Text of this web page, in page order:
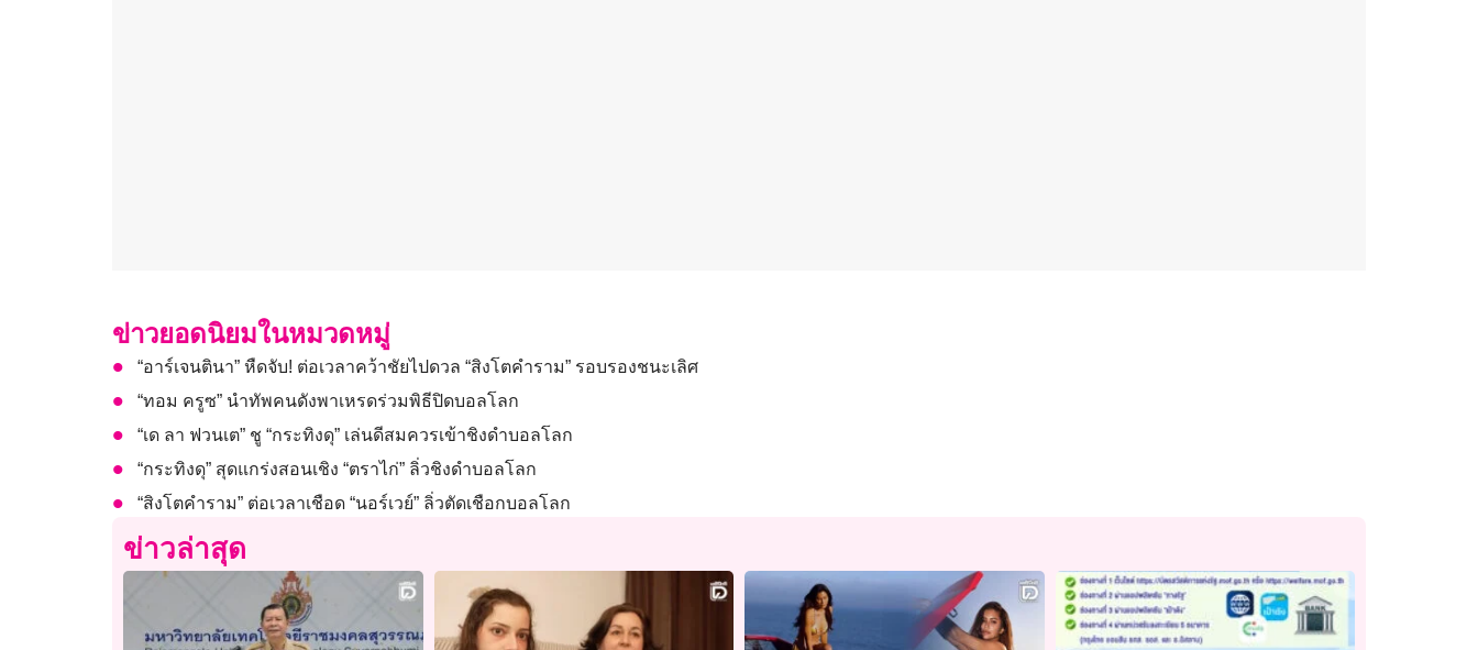
ข่าวยอดนิยมในหมวดหมู่
“อาร์เจนตินา” หืดจับ! ต่อเวลาคว้าชัยไปดวล “สิงโตคำราม” รอบรองชนะเลิศ
“ทอม ครูซ” นำทัพคนดังพาเหรดร่วมพิธีปิดบอลโลก
“เด ลา ฟวนเต” ชู “กระทิงดุ” เล่นดีสมควรเข้าชิงดำบอลโลก
“กระทิงดุ” สุดแกร่งสอนเชิง “ตราไก่” ลิ่วชิงดำบอลโลก
“สิงโตคำราม” ต่อเวลาเชือด “นอร์เวย์” ลิ่วตัดเชือกบอลโลก
ข่าวล่าสุด